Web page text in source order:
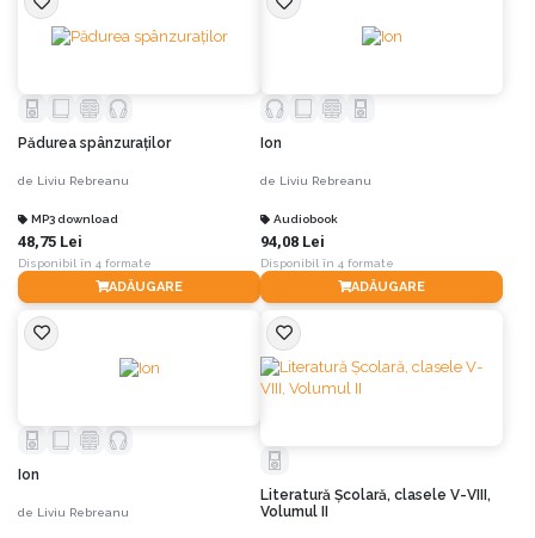
Pădurea spânzuraţilor
de Liviu Rebreanu
MP3 download
48,75 Lei
Disponibil în 4 formate
ADĂUGARE
Ion
de Liviu Rebreanu
Audiobook
94,08 Lei
Disponibil în 4 formate
ADĂUGARE
Ion
de Liviu Rebreanu
Literatură Școlară, clasele V-VIII,
Volumul II